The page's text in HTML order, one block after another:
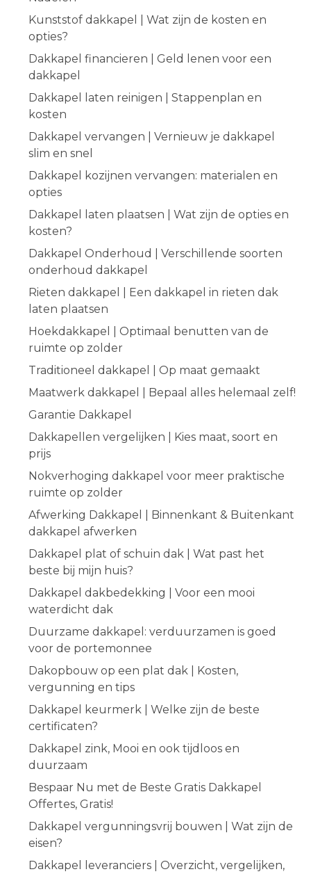
Kunststof dakkapel | Wat zijn de kosten en
opties?
Dakkapel financieren | Geld lenen voor een
dakkapel
Dakkapel laten reinigen | Stappenplan en
kosten
Dakkapel vervangen | Vernieuw je dakkapel
slim en snel
Dakkapel kozijnen vervangen: materialen en
opties
Dakkapel laten plaatsen | Wat zijn de opties en
kosten?
Dakkapel Onderhoud | Verschillende soorten
onderhoud dakkapel
Rieten dakkapel | Een dakkapel in rieten dak
laten plaatsen
Hoekdakkapel | Optimaal benutten van de
ruimte op zolder
Traditioneel dakkapel | Op maat gemaakt
Maatwerk dakkapel | Bepaal alles helemaal zelf!
Garantie Dakkapel
Dakkapellen vergelijken | Kies maat, soort en
prijs
Nokverhoging dakkapel voor meer praktische
ruimte op zolder
Afwerking Dakkapel | Binnenkant & Buitenkant
dakkapel afwerken
Dakkapel plat of schuin dak | Wat past het
beste bij mijn huis?
Dakkapel dakbedekking | Voor een mooi
waterdicht dak
Duurzame dakkapel: verduurzamen is goed
voor de portemonnee
Dakopbouw op een plat dak | Kosten,
vergunning en tips
Dakkapel keurmerk | Welke zijn de beste
certificaten?
Dakkapel zink, Mooi en ook tijdloos en
duurzaam
Bespaar Nu met de Beste Gratis Dakkapel
Offertes, Gratis!
Dakkapel vergunningsvrij bouwen | Wat zijn de
eisen?
Dakkapel leveranciers | Overzicht, vergelijken,